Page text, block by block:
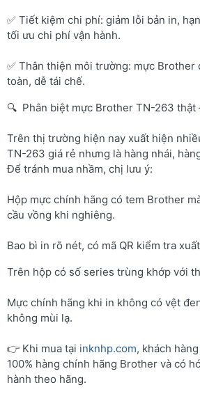
✅ Tiết kiệm chi phí: giảm lỗi bản in,
tối ưu chi phí vận hành.
✅ Thân thiện môi trường: mực Brother
toàn, dễ tái chế.
🔍 Phân biệt mực Brother TN-263 thật
Trên thị trường hiện nay xuất hiện
TN-263 giá rẻ nhưng là hàng nhái,
Để tránh mua nhầm, chị lưu ý:
Hộp mực chính hãng có tem Brother
cầu vồng khi nghiêng.
Bao bì in rõ nét, có mã QR kiểm tra
Trên hộp có số series trùng khớp với
Mực chính hãng khi in không có vệt
không mùi lạ.
👉 Khi mua tại inknhp.com, khách
100% hàng chính hãng Brother và có
hành theo hãng.